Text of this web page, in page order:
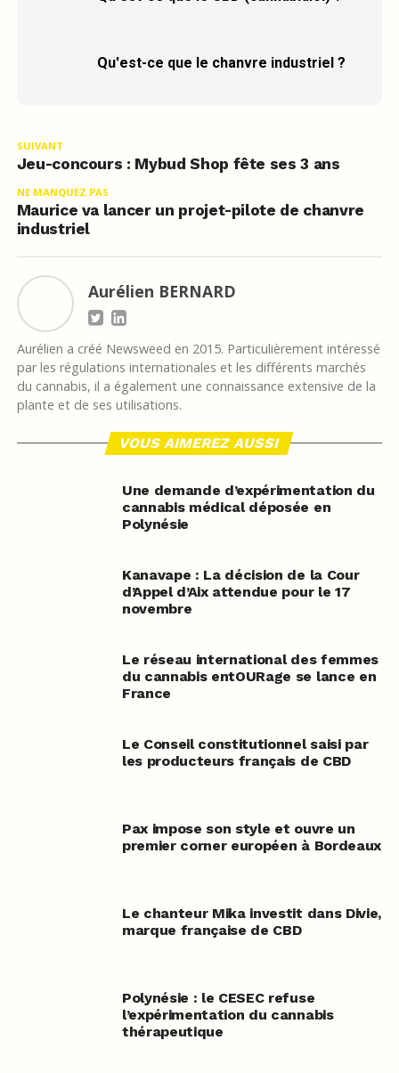
Qu'est-ce que le chanvre industriel ?
SUIVANT
Jeu-concours : Mybud Shop fête ses 3 ans
NE MANQUEZ PAS
Maurice va lancer un projet-pilote de chanvre
industriel
Aurélien BERNARD
Aurélien a créé Newsweed en 2015. Particulièrement intéressé
par les régulations internationales et les différents marchés
du cannabis, il a également une connaissance extensive de la
plante et de ses utilisations.
VOUS AIMEREZ AUSSI
Une demande d’expérimentation du
cannabis médical déposée en
Polynésie
Kanavape : La décision de la Cour
d’Appel d’Aix attendue pour le 17
novembre
Le réseau international des femmes
du cannabis entOURage se lance en
France
Le Conseil constitutionnel saisi par
les producteurs français de CBD
Pax impose son style et ouvre un
premier corner européen à Bordeaux
Le chanteur Mika investit dans Divie,
marque française de CBD
Polynésie : le CESEC refuse
l’expérimentation du cannabis
thérapeutique